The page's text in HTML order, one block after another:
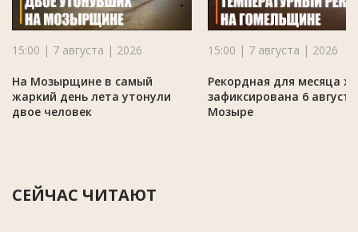
15:00 | 7 августа | 2026
На Мозырщине в самый
жаркий день лета утонули
двое человек
15:00 | 7 августа | 2026
Рекордная для месяца
зафиксирована 6
Мозыре
СЕЙЧАС ЧИТАЮТ